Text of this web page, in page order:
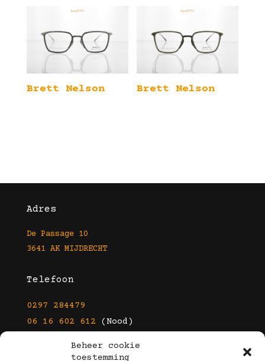
Beheer cookie
toestemming
Brett Nelson Brett Nelson
Adres
De Passage 10
3641 AK MIJDRECHT
Telefoon
0297 284479
06 16 602 612 (Nood)